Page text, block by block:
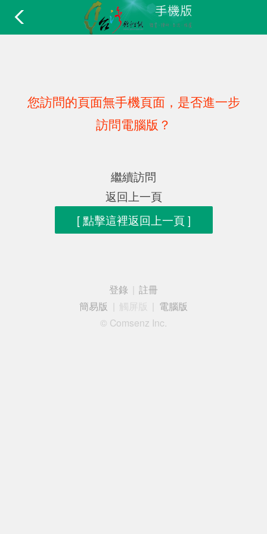
您訪問的頁面無手機頁面，是否進一步
訪問電腦版？
繼續訪問
返回上一頁
[ 點擊這裡返回上一頁 ]
登錄
註冊
簡易版
觸屏版
電腦版
© Comsenz Inc.